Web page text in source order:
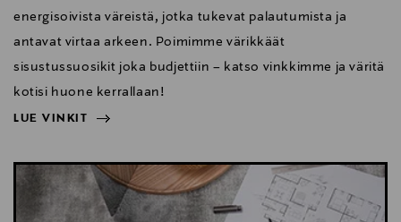
energisoivista väreistä, jotka tukevat palautumista ja
antavat virtaa arkeen. Poimimme värikkäät
sisustussuosikit joka budjettiin – katso vinkkimme ja väritä
kotisi huone kerrallaan!
LUE VINKIT
LUE VINKIT